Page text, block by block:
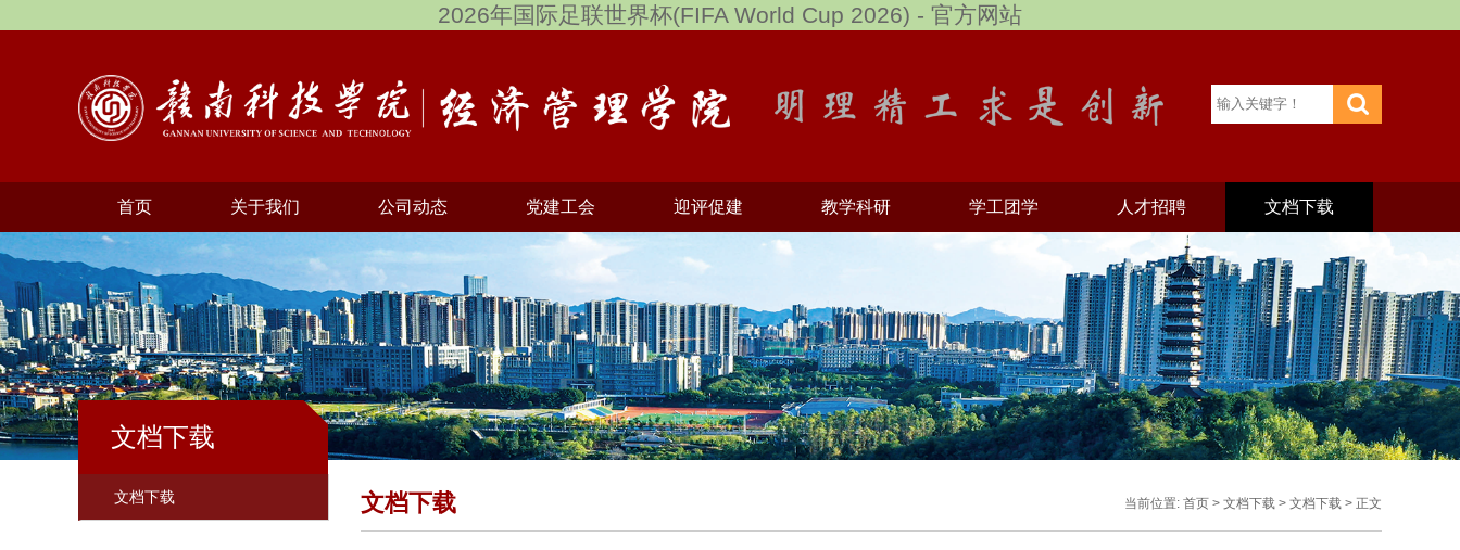
2026年国际足联世界杯(FIFA World Cup 2026) - 官方网站
首页 关于我们 公司动态 党建工会 迎评促建 教学科研 学工团学 人才招聘 文档下载
文档下载
文档下载 文档下载 当前位置: 首页 > 文档下载 > 文档下载 > 正文